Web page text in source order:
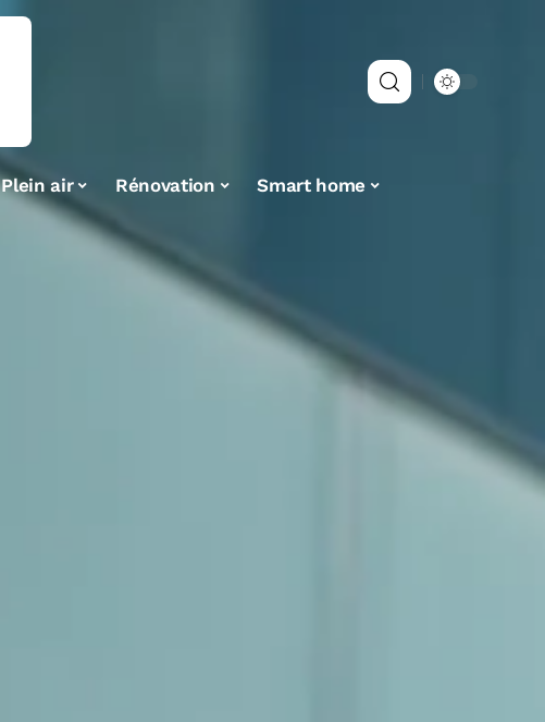
Plein air Rénovation Smart home